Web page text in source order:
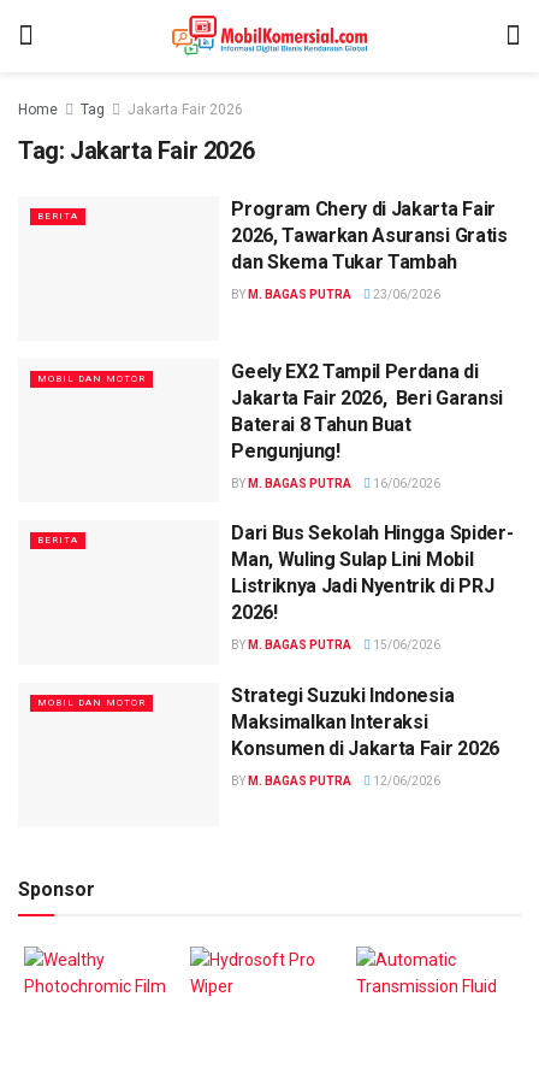
Home Tag Jakarta Fair 2026
Tag: Jakarta Fair 2026
BERITA
Program Chery di Jakarta Fair
2026, Tawarkan Asuransi Gratis
dan Skema Tukar Tambah
BY M. BAGAS PUTRA 23/06/2026
MOBIL DAN MOTOR
Geely EX2 Tampil Perdana di
Jakarta Fair 2026, Beri Garansi
Baterai 8 Tahun Buat
Pengunjung!
BY M. BAGAS PUTRA 16/06/2026
BERITA
Dari Bus Sekolah Hingga Spider-
Man, Wuling Sulap Lini Mobil
Listriknya Jadi Nyentrik di PRJ
2026!
BY M. BAGAS PUTRA 15/06/2026
MOBIL DAN MOTOR
Strategi Suzuki Indonesia
Maksimalkan Interaksi
Konsumen di Jakarta Fair 2026
BY M. BAGAS PUTRA 12/06/2026
Sponsor